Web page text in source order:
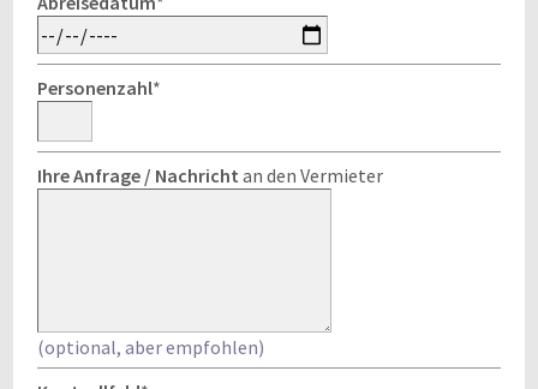
Personenzahl*
Ihre Anfrage / Nachricht an den Vermieter
(optional, aber empfohlen)